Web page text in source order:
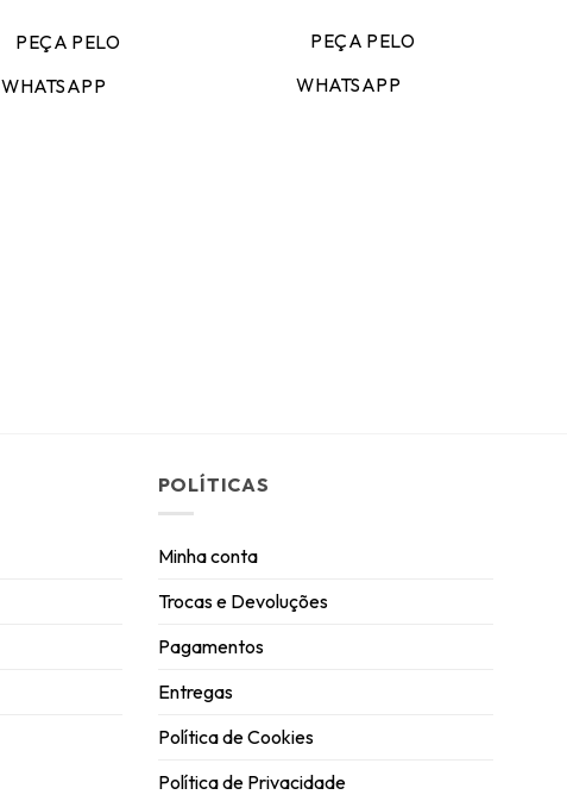
PEÇA PELO
WHATSAPP
PEÇA PELO
WHATSAPP
POLÍTICAS
Minha conta
Trocas e Devoluções
Pagamentos
Entregas
Política de Cookies
Política de Privacidade